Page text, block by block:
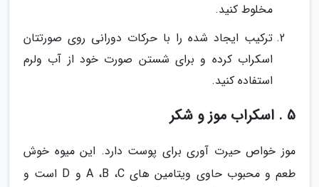
مخلوط کنید.
ترکیب ایجاد شده را با حرکات دورانی روی صورتتان
اسکراب کرده و برای شستن صورت خود از آب ولرم
استفاده کنید.
5 . اسکراب موز و شکر
موز خواص حیرت آوری برای پوست دارد. این میوه خوش
طعم و محبوب حاوی ویتامین های A ،B ،C و D است و